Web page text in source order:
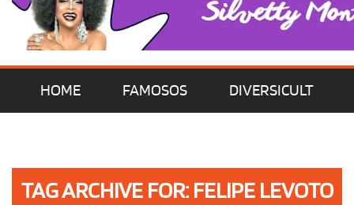
HOME FAMOSOS DIVERSICULT
TAG ARCHIVE FOR: FELIPE LEVOTO